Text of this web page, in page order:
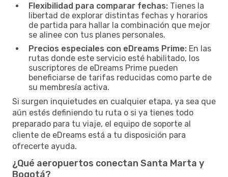
Flexibilidad para comparar fechas: Tienes la
libertad de explorar distintas fechas y horarios
de partida para hallar la combinación que mejor
se alinee con tus planes personales.
Precios especiales con eDreams Prime: En las
rutas donde este servicio esté habilitado, los
suscriptores de eDreams Prime pueden
beneficiarse de tarifas reducidas como parte de
su membresía activa.
Si surgen inquietudes en cualquier etapa, ya sea que
aún estés definiendo tu ruta o si ya tienes todo
preparado para tu viaje, el equipo de soporte al
cliente de eDreams está a tu disposición para
ofrecerte ayuda.
¿Qué aeropuertos conectan Santa Marta y
Bogotá?